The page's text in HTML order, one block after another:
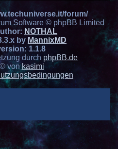
forum/
Software © phpBB Limited
NOTHAL
by MannixMD
1.1.8
durch phpBB.de
vonkasimi